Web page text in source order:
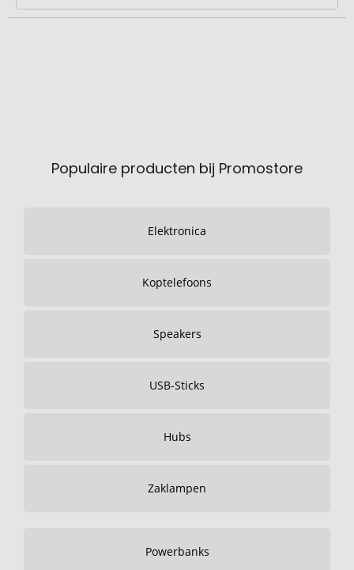
Populaire producten bij Promostore
Elektronica
Koptelefoons
Speakers
USB-Sticks
Hubs
Zaklampen
Powerbanks